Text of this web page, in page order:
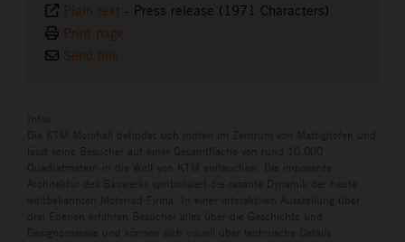
Plain text - Press release (1971 Characters)
Print page
Send link